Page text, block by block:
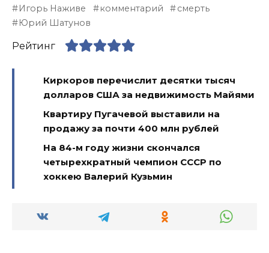
Игорь Наживе комментарий
смерть
Юрий Шатунов
Рейтинг
Киркоров перечислит десятки тысяч
долларов США за недвижимость Майями
Квартиру Пугачевой выставили на
продажу за почти 400 млн рублей
На 84-м году жизни скончался
четырехкратный чемпион СССР по
хоккею Валерий Кузьмин